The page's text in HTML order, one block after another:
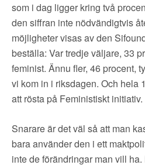
som i dag ligger kring två
den siffran inte nödvändigtvis
möjligheter visas av den
beställa: Var tredje väljare, 33
feminist. Ännu fler, 46 procent,
vi kom in i riksdagen. Och hela
att rösta på Feministiskt initiativ.
Snarare är det väl så att man
bara använder den i ett
inte de förändringar man vill